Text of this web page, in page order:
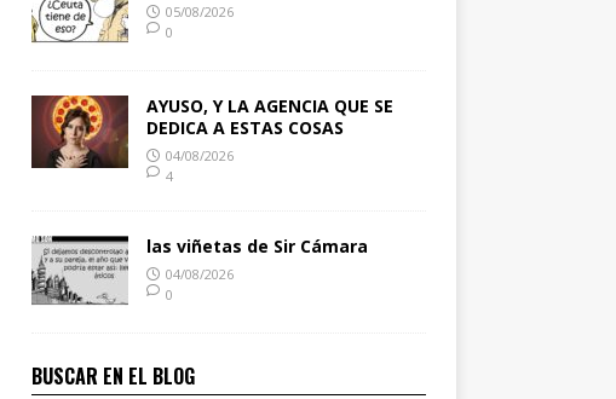
05/08/2026
0
AYUSO, Y LA AGENCIA QUE SE
DEDICA A ESTAS COSAS
04/08/2026
4
las viñetas de Sir Cámara
04/08/2026
0
BUSCAR EN EL BLOG